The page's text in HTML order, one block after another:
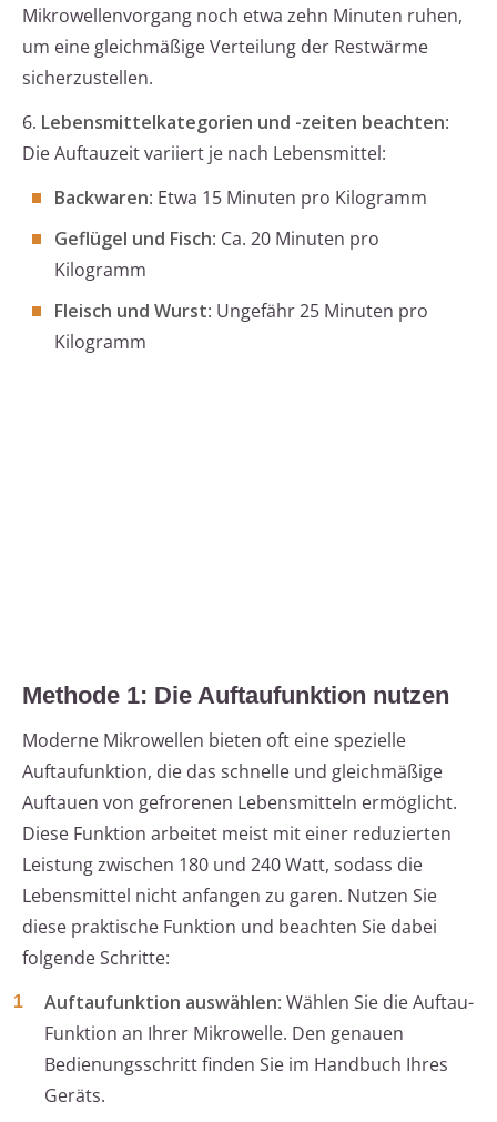
Mikrowellenvorgang noch etwa zehn Minuten ruhen,
um eine gleichmäßige Verteilung der Restwärme
sicherzustellen.
6. Lebensmittelkategorien und -zeiten beachten:
Die Auftauzeit variiert je nach Lebensmittel:
Backwaren: Etwa 15 Minuten pro Kilogramm
Geflügel und Fisch: Ca. 20 Minuten pro
Kilogramm
Fleisch und Wurst: Ungefähr 25 Minuten pro
Kilogramm
Methode 1: Die Auftaufunktion nutzen
Moderne Mikrowellen bieten oft eine spezielle
Auftaufunktion, die das schnelle und gleichmäßige
Auftauen von gefrorenen Lebensmitteln ermöglicht.
Diese Funktion arbeitet meist mit einer reduzierten
Leistung zwischen 180 und 240 Watt, sodass die
Lebensmittel nicht anfangen zu garen. Nutzen Sie
diese praktische Funktion und beachten Sie dabei
folgende Schritte:
Auftaufunktion auswählen: Wählen Sie die Auftau-
Funktion an Ihrer Mikrowelle. Den genauen
Bedienungsschritt finden Sie im Handbuch Ihres
Geräts.